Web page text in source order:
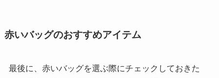
赤いバッグのおすすめアイテム
最後に、赤いバッグを選ぶ際にチェックしておきた